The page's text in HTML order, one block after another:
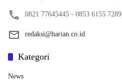
0821 77645445 - 0853 6155 7289
redaksi@harian.co.id
Kategori
News